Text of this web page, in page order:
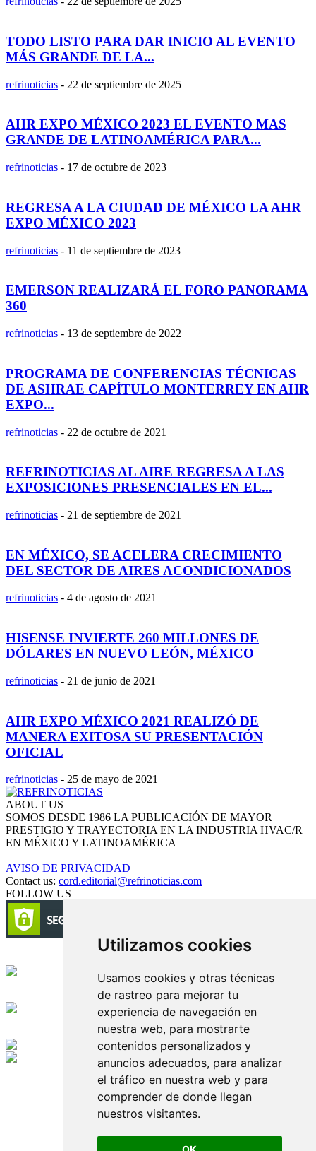
Utilizamos cookies
Usamos cookies y otras técnicas
de rastreo para mejorar tu
experiencia de navegación en
nuestra web, para mostrarte
contenidos personalizados y
anuncios adecuados, para analizar
el tráfico en nuestra web y para
comprender de donde llegan
nuestros visitantes.
TODO LISTO PARA DAR INICIO AL EVENTO
MÁS GRANDE DE LA...
refrinoticias - 22 de septiembre de 2025
AHR EXPO MÉXICO 2023 EL EVENTO MAS
GRANDE DE LATINOAMÉRICA PARA...
refrinoticias - 17 de octubre de 2023
REGRESA A LA CIUDAD DE MÉXICO LA AHR
EXPO MÉXICO 2023
refrinoticias - 11 de septiembre de 2023
EMERSON REALIZARÁ EL FORO PANORAMA
360
refrinoticias - 13 de septiembre de 2022
PROGRAMA DE CONFERENCIAS TÉCNICAS
DE ASHRAE CAPÍTULO MONTERREY EN AHR
EXPO...
refrinoticias - 22 de octubre de 2021
REFRINOTICIAS AL AIRE REGRESA A LAS
EXPOSICIONES PRESENCIALES EN EL...
refrinoticias - 21 de septiembre de 2021
EN MÉXICO, SE ACELERA CRECIMIENTO
DEL SECTOR DE AIRES ACONDICIONADOS
refrinoticias - 4 de agosto de 2021
HISENSE INVIERTE 260 MILLONES DE
DÓLARES EN NUEVO LEÓN, MÉXICO
refrinoticias - 21 de junio de 2021
AHR EXPO MÉXICO 2021 REALIZÓ DE
MANERA EXITOSA SU PRESENTACIÓN
OFICIAL
refrinoticias - 25 de mayo de 2021
ABOUT US
SOMOS DESDE 1986 LA PUBLICACIÓN DE MAYOR
PRESTIGIO Y TRAYECTORIA EN LA INDUSTRIA HVAC/R
EN MÉXICO Y LATINOAMÉRICA
AVISO DE PRIVACIDAD
Contact us: cord.editorial@refrinoticias.com
FOLLOW US
Edición digital con tecnología
Playa Revolcadero 222 Col. Reforma Iztaccihuatl Norte C.P. 08810
CIUDAD DE MEXICO
Conmutador CIUDAD DE MEXICO (+52) 555 740 4476, 555 740
© 2000-2026 BURO DE MERCADOTECNIA DEL CENTRO,
S.A. Todos los derechos reservados
Todos los nombres, marcas, logotipos, productos e imagenes